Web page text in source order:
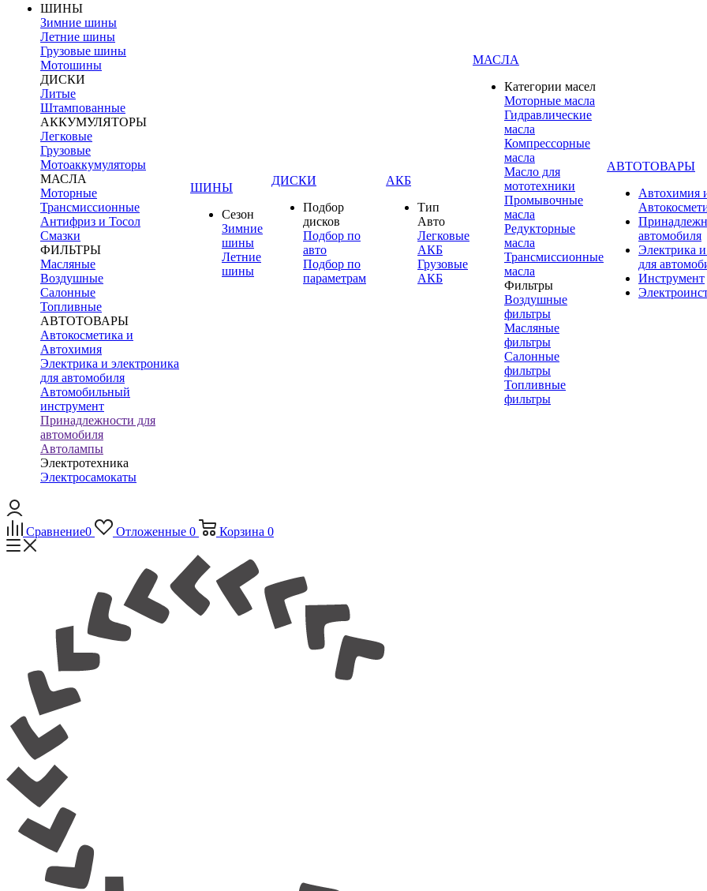
ШИНЫ
Зимние шины
Летние шины
Грузовые шины
Мотошины
ДИСКИ
Литые
Штампованные
АККУМУЛЯТОРЫ
Легковые
Грузовые
Мотоаккумуляторы
МАСЛА
Моторные
Трансмиссионные
Антифриз и Тосол
Смазки
ФИЛЬТРЫ
Масляные
Воздушные
Салонные
Топливные
АВТОТОВАРЫ
Автокосметика и
Автохимия
Электрика и электроника
для автомобиля
Автомобильный
инструмент
Принадлежности для
автомобиля
Автолампы
Электротехника
Электросамокаты
ШИНЫ
Сезон
Зимние
шины
Летние
шины
ДИСКИ
Подбор
дисков
Подбор по
авто
Подбор по
параметрам
АКБ
Тип
Авто
Легковые
АКБ
Грузовые
АКБ
МАСЛА
Категории масел
Моторные масла
Гидравлические
масла
Компрессорные
масла
Масло для
мототехники
Промывочные
масла
Редукторные
масла
Трансмиссионные
масла
Фильтры
Воздушные
фильтры
Масляные
фильтры
Салонные
фильтры
Топливные
фильтры
АВТОТОВАРЫ
Автохимия
автомобиля
Электрика
для
Инструмент
Сравнение0 Отложенные 0 Корзина 0